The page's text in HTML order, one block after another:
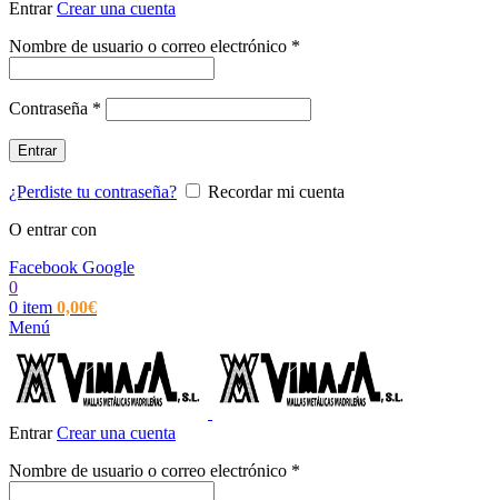
EntrarCrear una cuenta
Nombre de usuario o correo electrónico *
Contraseña *
Entrar
¿Perdiste tu contraseña?
Recordar mi cuenta
O entrar con
Facebook Google
0
0 item 0,00€
Menú
EntrarCrear una cuenta
Nombre de usuario o correo electrónico *